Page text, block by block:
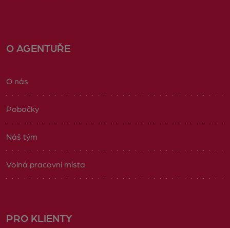
O AGENTUŘE
O nás
Pobočky
Náš tým
Volná pracovní místa
PRO KLIENTY